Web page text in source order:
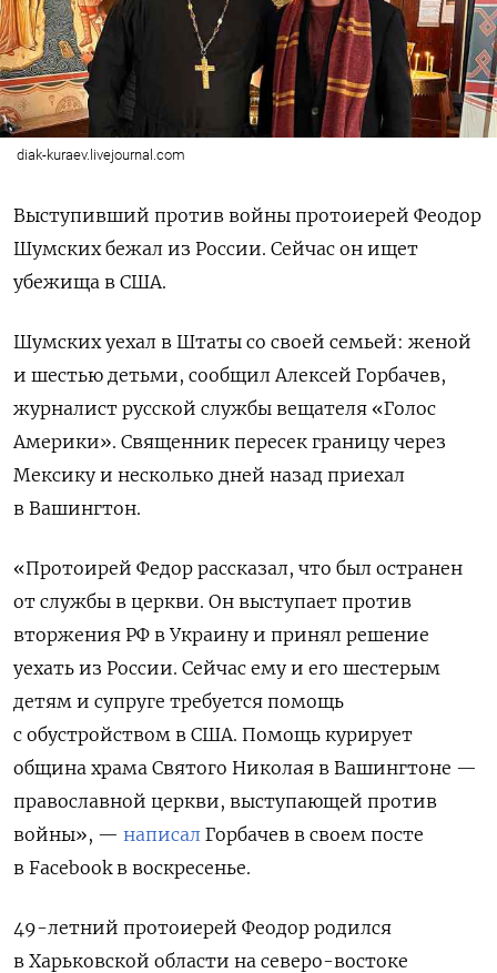
diak-kuraev.livejournal.com
Выступивший против войны протоиерей Феодор
Шумских бежал из России. Сейчас он ищет
убежища в США.
Шумских уехал в Штаты со своей семьей: женой
и шестью детьми, сообщил Алексей Горбачев,
журналист русской службы вещателя «Голос
Америки». Священник пересек границу через
Мексику и несколько дней назад приехал
в Вашингтон.
«Протоирей Федор рассказал, что был остранен
от службы в церкви. Он выступает против
вторжения РФ в Украину и принял решение
уехать из России. Сейчас ему и его шестерым
детям и супруге требуется помощь
с обустройством в США. Помощь курирует
община храма Святого Николая в Вашингтоне —
православной церкви, выступающей против
войны», — написал Горбачев в своем посте
в Facebook в воскресенье.
49-летний протоиерей Феодор родился
в Харьковской области на северо-востоке